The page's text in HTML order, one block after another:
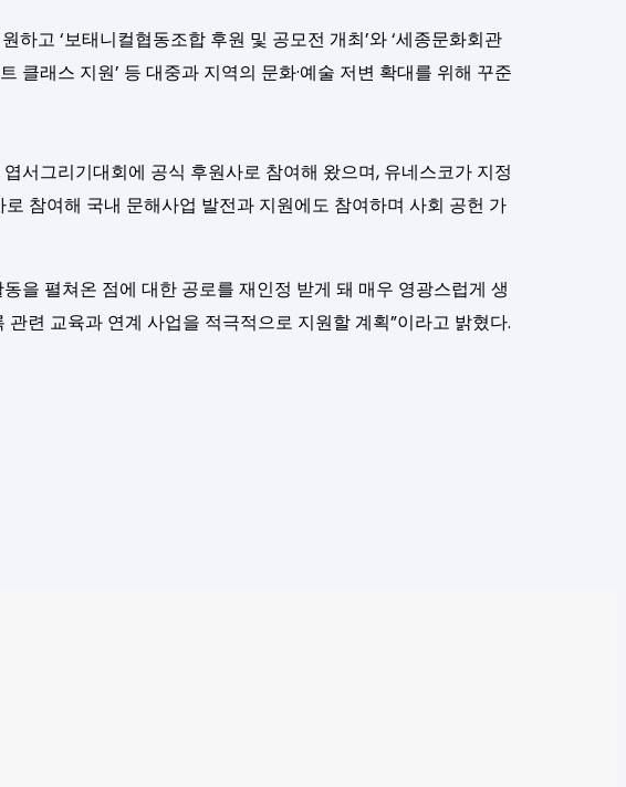
고 ‘보태니컬협동조합 후원 및 공모전 개최’와 ‘세종문화회관
클래스 지원’ 등 대중과 지역의 문화·예술 저변 확대를 위해 꾸준
서그리기대회에 공식 후원사로 참여해 왔으며, 유네스코가 지정
참여해 국내 문해사업 발전과 지원에도 참여하며 사회 공헌 가
을 펼쳐온 점에 대한 공로를 재인정 받게 돼 매우 영광스럽게 생
련 교육과 연계 사업을 적극적으로 지원할 계획”이라고 밝혔다.